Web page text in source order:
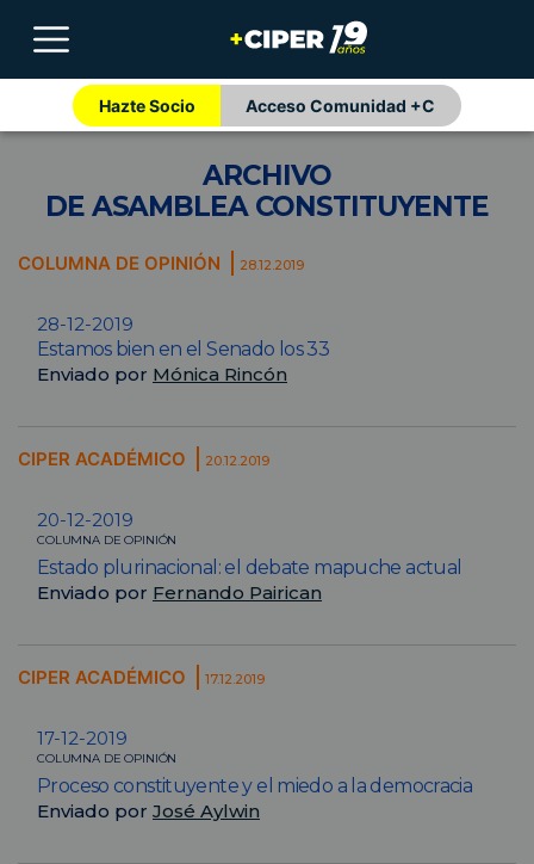
Hazte Socio Acceso Comunidad +C
ARCHIVO
DE ASAMBLEA CONSTITUYENTE
COLUMNA DE OPINIÓN 28.12.2019
28-12-2019
Estamos bien en el Senado los 33
Enviado por Mónica Rincón
CIPER ACADÉMICO 20.12.2019
20-12-2019
COLUMNA DE OPINIÓN
Estado plurinacional: el debate mapuche actual
Enviado por Fernando Pairican
CIPER ACADÉMICO 17.12.2019
17-12-2019
COLUMNA DE OPINIÓN
Proceso constituyente y el miedo a la democracia
Enviado por José Aylwin